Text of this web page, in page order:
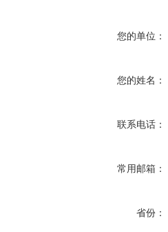
您的单位：
您的姓名：
联系电话：
常用邮箱：
省份：